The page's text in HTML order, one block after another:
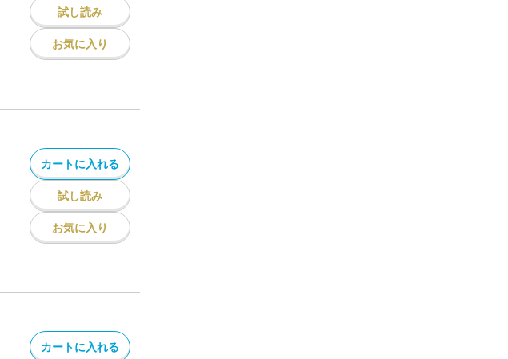
試し読み
お気に入り
カートに入れる
試し読み
お気に入り
カートに入れる